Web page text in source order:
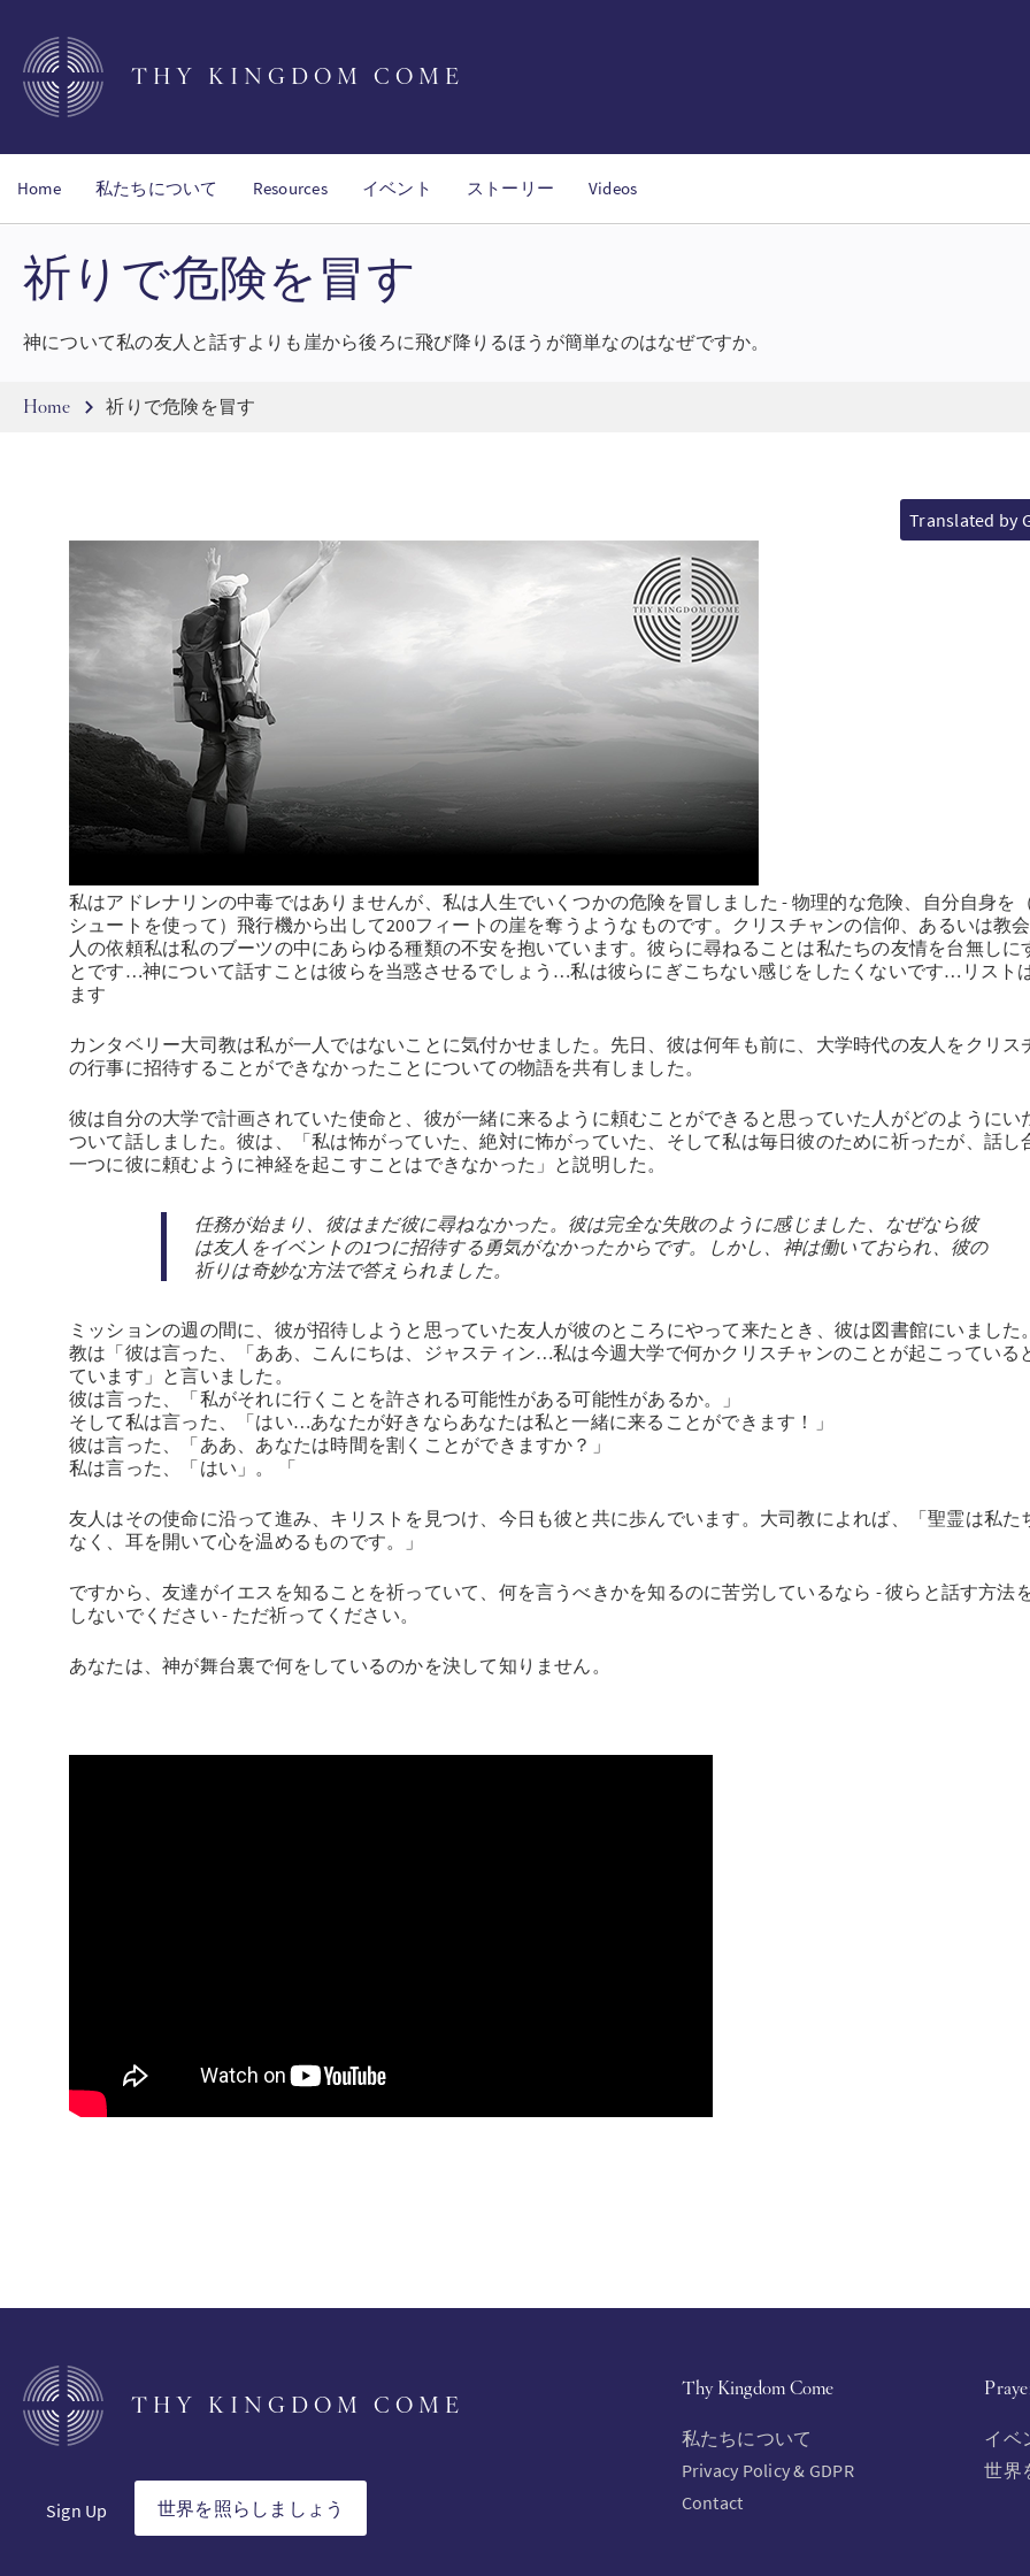
main
content
THY KINGDOM COME
Home 私たちについて Resources イベント ストーリー Videos
祈りで危険を冒す
神について私の友人と話すよりも崖から後ろに飛び降りるほうが簡単なのはなぜですか。
Breadcrumb
Home 祈りで危険を冒す
Translated by
私はアドレナリンの中毒ではありませんが、私は人生でいくつかの危険を冒しました - 物理的な危険、自分自身を
シュートを使って）飛行機から出して200フィートの崖を奪うようなものです。クリスチャンの信仰、あるいは教
人の依頼私は私のブーツの中にあらゆる種類の不安を抱いています。彼らに尋ねることは私たちの友情を台無しに
とです…神について話すことは彼らを当惑させるでしょう…私は彼らにぎこちない感じをしたくないです…リスト
ます
カンタベリー大司教は私が一人ではないことに気付かせました。先日、彼は何年も前に、大学時代の友人をクリス
の行事に招待することができなかったことについての物語を共有しました。
彼は自分の大学で計画されていた使命と、彼が一緒に来るように頼むことができると思っていた人がどのようにい
ついて話しました。彼は、「私は怖がっていた、絶対に怖がっていた、そして私は毎日彼のために祈ったが、話し
一つに彼に頼むように神経を起こすことはできなかった」と説明した。
任務が始まり、彼はまだ彼に尋ねなかった。彼は完全な失敗のように感じました、なぜなら彼
は友人をイベントの1つに招待する勇気がなかったからです。しかし、神は働いておられ、彼の
祈りは奇妙な方法で答えられました。
ミッションの週の間に、彼が招待しようと思っていた友人が彼のところにやって来たとき、彼は図書館にいました
教は「彼は言った、「ああ、こんにちは、ジャスティン…私は今週大学で何かクリスチャンのことが起こっている
ています」と言いました。
彼は言った、「私がそれに行くことを許される可能性がある可能性があるか。」
そして私は言った、「はい…あなたが好きならあなたは私と一緒に来ることができます！」
彼は言った、「ああ、あなたは時間を割くことができますか？」
私は言った、「はい」。 「
友人はその使命に沿って進み、キリストを見つけ、今日も彼と共に歩んでいます。大司教によれば、「聖霊は私た
なく、耳を開いて心を温めるものです。」
ですから、友達がイエスを知ることを祈っていて、何を言うべきかを知るのに苦労しているなら - 彼らと話す方法
しないでください - ただ祈ってください。
あなたは、神が舞台裏で何をしているのかを決して知りません。
THY KINGDOM COME
Sign Up 世界を照らしましょう
Thy Kingdom Come
私たちについて
Privacy Policy & GDPR
Contact
イベ
世界